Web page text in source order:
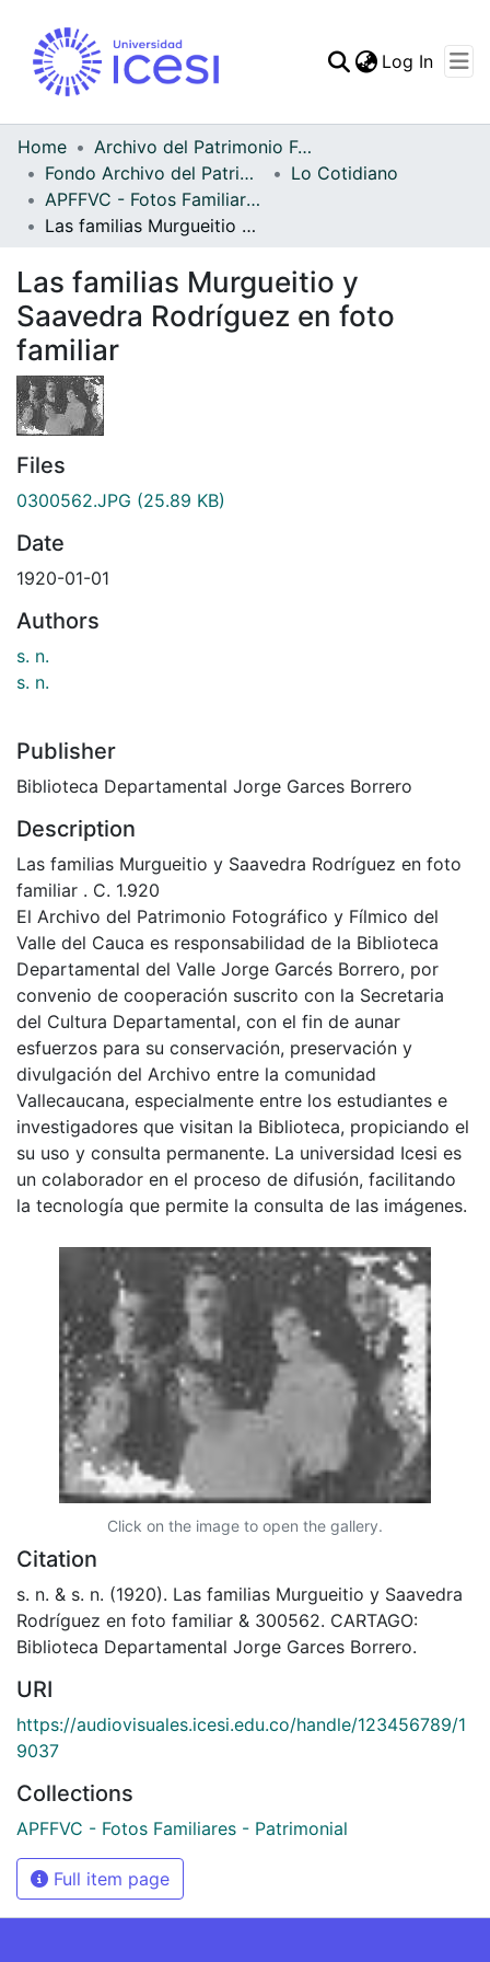
Statistics
Log In
Home
Archivo del Patrimonio Fotográfico y Fílmico del Valle del Cauca
Fondo Archivo del Patrimonio Fotográfico y Fílmico del Valle del Cauca
Lo Cotidiano
APFFVC - Fotos Familiares - Patrimonial
Las familias Murgueitio y Saavedra Rodríguez en foto familiar
Las familias Murgueitio y
Saavedra Rodríguez en foto
familiar
Files
0300562.JPG (25.89 KB)
Date
1920-01-01
Authors
s. n.
s. n.
Publisher
Biblioteca Departamental Jorge Garces Borrero
Description
Las familias Murgueitio y Saavedra Rodríguez en foto
familiar . C. 1.920
El Archivo del Patrimonio Fotográfico y Fílmico del
Valle del Cauca es responsabilidad de la Biblioteca
Departamental del Valle Jorge Garcés Borrero, por
convenio de cooperación suscrito con la Secretaria
del Cultura Departamental, con el fin de aunar
esfuerzos para su conservación, preservación y
divulgación del Archivo entre la comunidad
Vallecaucana, especialmente entre los estudiantes e
investigadores que visitan la Biblioteca, propiciando el
su uso y consulta permanente. La universidad Icesi es
un colaborador en el proceso de difusión, facilitando
la tecnología que permite la consulta de las imágenes.
Click on the image to open the gallery.
Citation
s. n. & s. n. (1920). Las familias Murgueitio y Saavedra
Rodríguez en foto familiar & 300562. CARTAGO:
Biblioteca Departamental Jorge Garces Borrero.
URI
https://audiovisuales.icesi.edu.co/handle/123456789/1
9037
Collections
APFFVC - Fotos Familiares - Patrimonial
Full item page